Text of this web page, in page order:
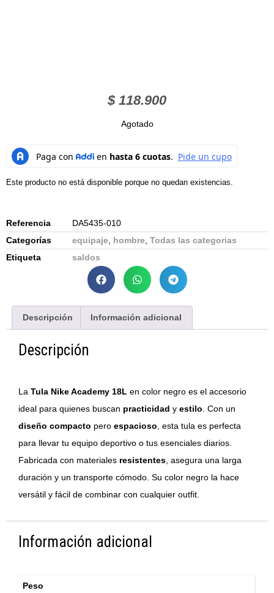
$118.900
Agotado
Este producto no está disponible porque no quedan existencias.
Referencia
DA5435-010
Categorías
equipaje, hombre, Todas las categorias
Etiqueta
saldos
Descripción Información adicional
Descripción
La Tula Nike Academy 18L en color negro es el accesorio
ideal para quienes buscan practicidad y estilo . Con un
diseño compacto pero espacioso , esta tula es perfecta
para llevar tu equipo deportivo o tus esenciales diarios.
Fabricada con materiales resistentes , asegura una larga
duración y un transporte cómodo. Su color negro la hace
versátil y fácil de combinar con cualquier outfit.
Información adicional
Peso